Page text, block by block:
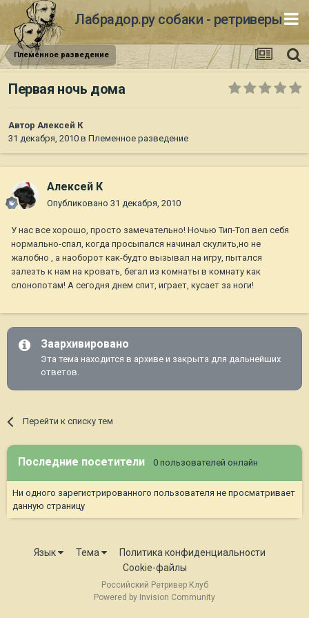
Лабрадор.ру собаки - ретриверы
Племенное разведение
Первая ночь дома
Автор Алексей К
31 декабря, 2010 в Племенное разведение
Алексей К
Опубликовано 31 декабря, 2010
У нас все хорошо, просто замечательно! Ночью Тип-Топ вел себя
нормально-спал, когда просыпался начинал скулить,но не
жалобно , а наоборот как-будто вызывал на игру, пытался
залезть к нам на кровать, бегал из комнаты в комнату как
слонопотам! А сегодня днем спит, играет, кусает за ноги!
Заархивировано
Эта тема находится в архиве и закрыта для дальнейших
ответов.
Перейти к списку тем
Последние посетители 0 пользователей онлайн
Ни одного зарегистрированного пользователя не просматривает
данную страницу
Язык Тема
Политика конфиденциальности
Cookie-файлы
Российский Ретривер Клуб
Powered by Invision Community